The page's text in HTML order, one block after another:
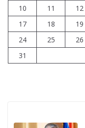
10
11 12
17
18 19
24
25 26
31